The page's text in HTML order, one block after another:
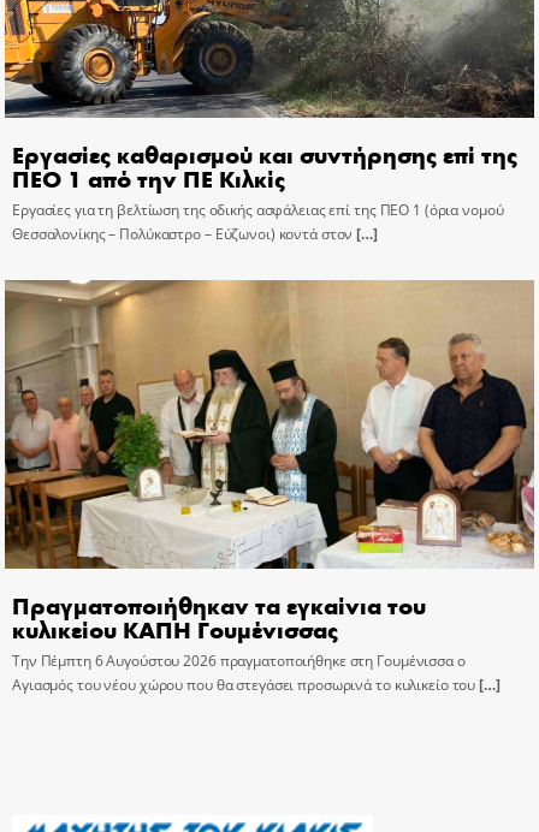
Εργασίες καθαρισμού και συντήρησης επί της
ΠΕΟ 1 από την ΠΕ Κιλκίς
Εργασίες για τη βελτίωση της οδικής ασφάλειας επί της ΠΕΟ 1 (όρια νομού
Θεσσαλονίκης – Πολύκαστρο – Εύζωνοι) κοντά στον […]
Πραγματοποιήθηκαν τα εγκαίνια του
κυλικείου ΚΑΠΗ Γουμένισσας
Την Πέμπτη 6 Αυγούστου 2026 πραγματοποιήθηκε στη Γουμένισσα ο
Αγιασμός του νέου χώρου που θα στεγάσει προσωρινά το κυλικείο του[…]